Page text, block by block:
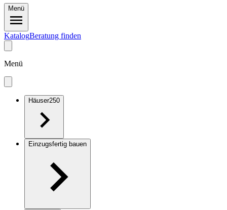
Menü
KatalogBeratung finden
Menü
Häuser250
Einzugsfertig bauen